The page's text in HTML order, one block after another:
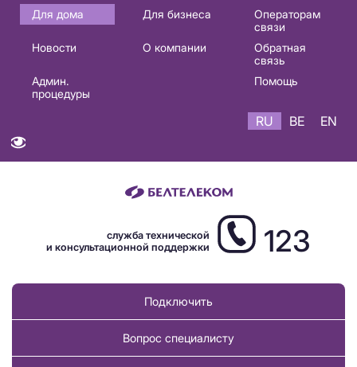
Основная
навигация
Для дома Для бизнеса
Операторам
связи
Новости
О компании
Обратная
связь
Админ.
процедуры
Помощь
RU BE EN
служба технической
и консультационной поддержки
123
Подключить
Вопрос специалисту